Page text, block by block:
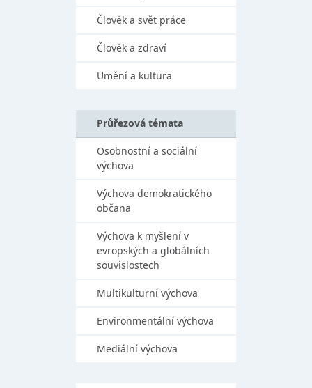
Člověk a svět práce
Člověk a zdraví
Umění a kultura
Průřezová témata
Osobnostní a sociální
výchova
Výchova demokratického
občana
Výchova k myšlení v
evropských a globálních
souvislostech
Multikulturní výchova
Environmentální výchova
Mediální výchova